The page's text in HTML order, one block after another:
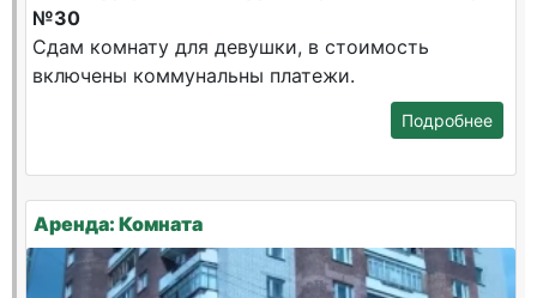
№30
Сдам комнату для девушки, в стоимость
включены коммунальны платежи.
Подробнее
Аренда: Комната